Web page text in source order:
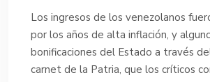
Los ingresos de los venezolanos
por los años de alta inflación, y
bonificaciones del Estado a través
carnet de la Patria, que los críticos